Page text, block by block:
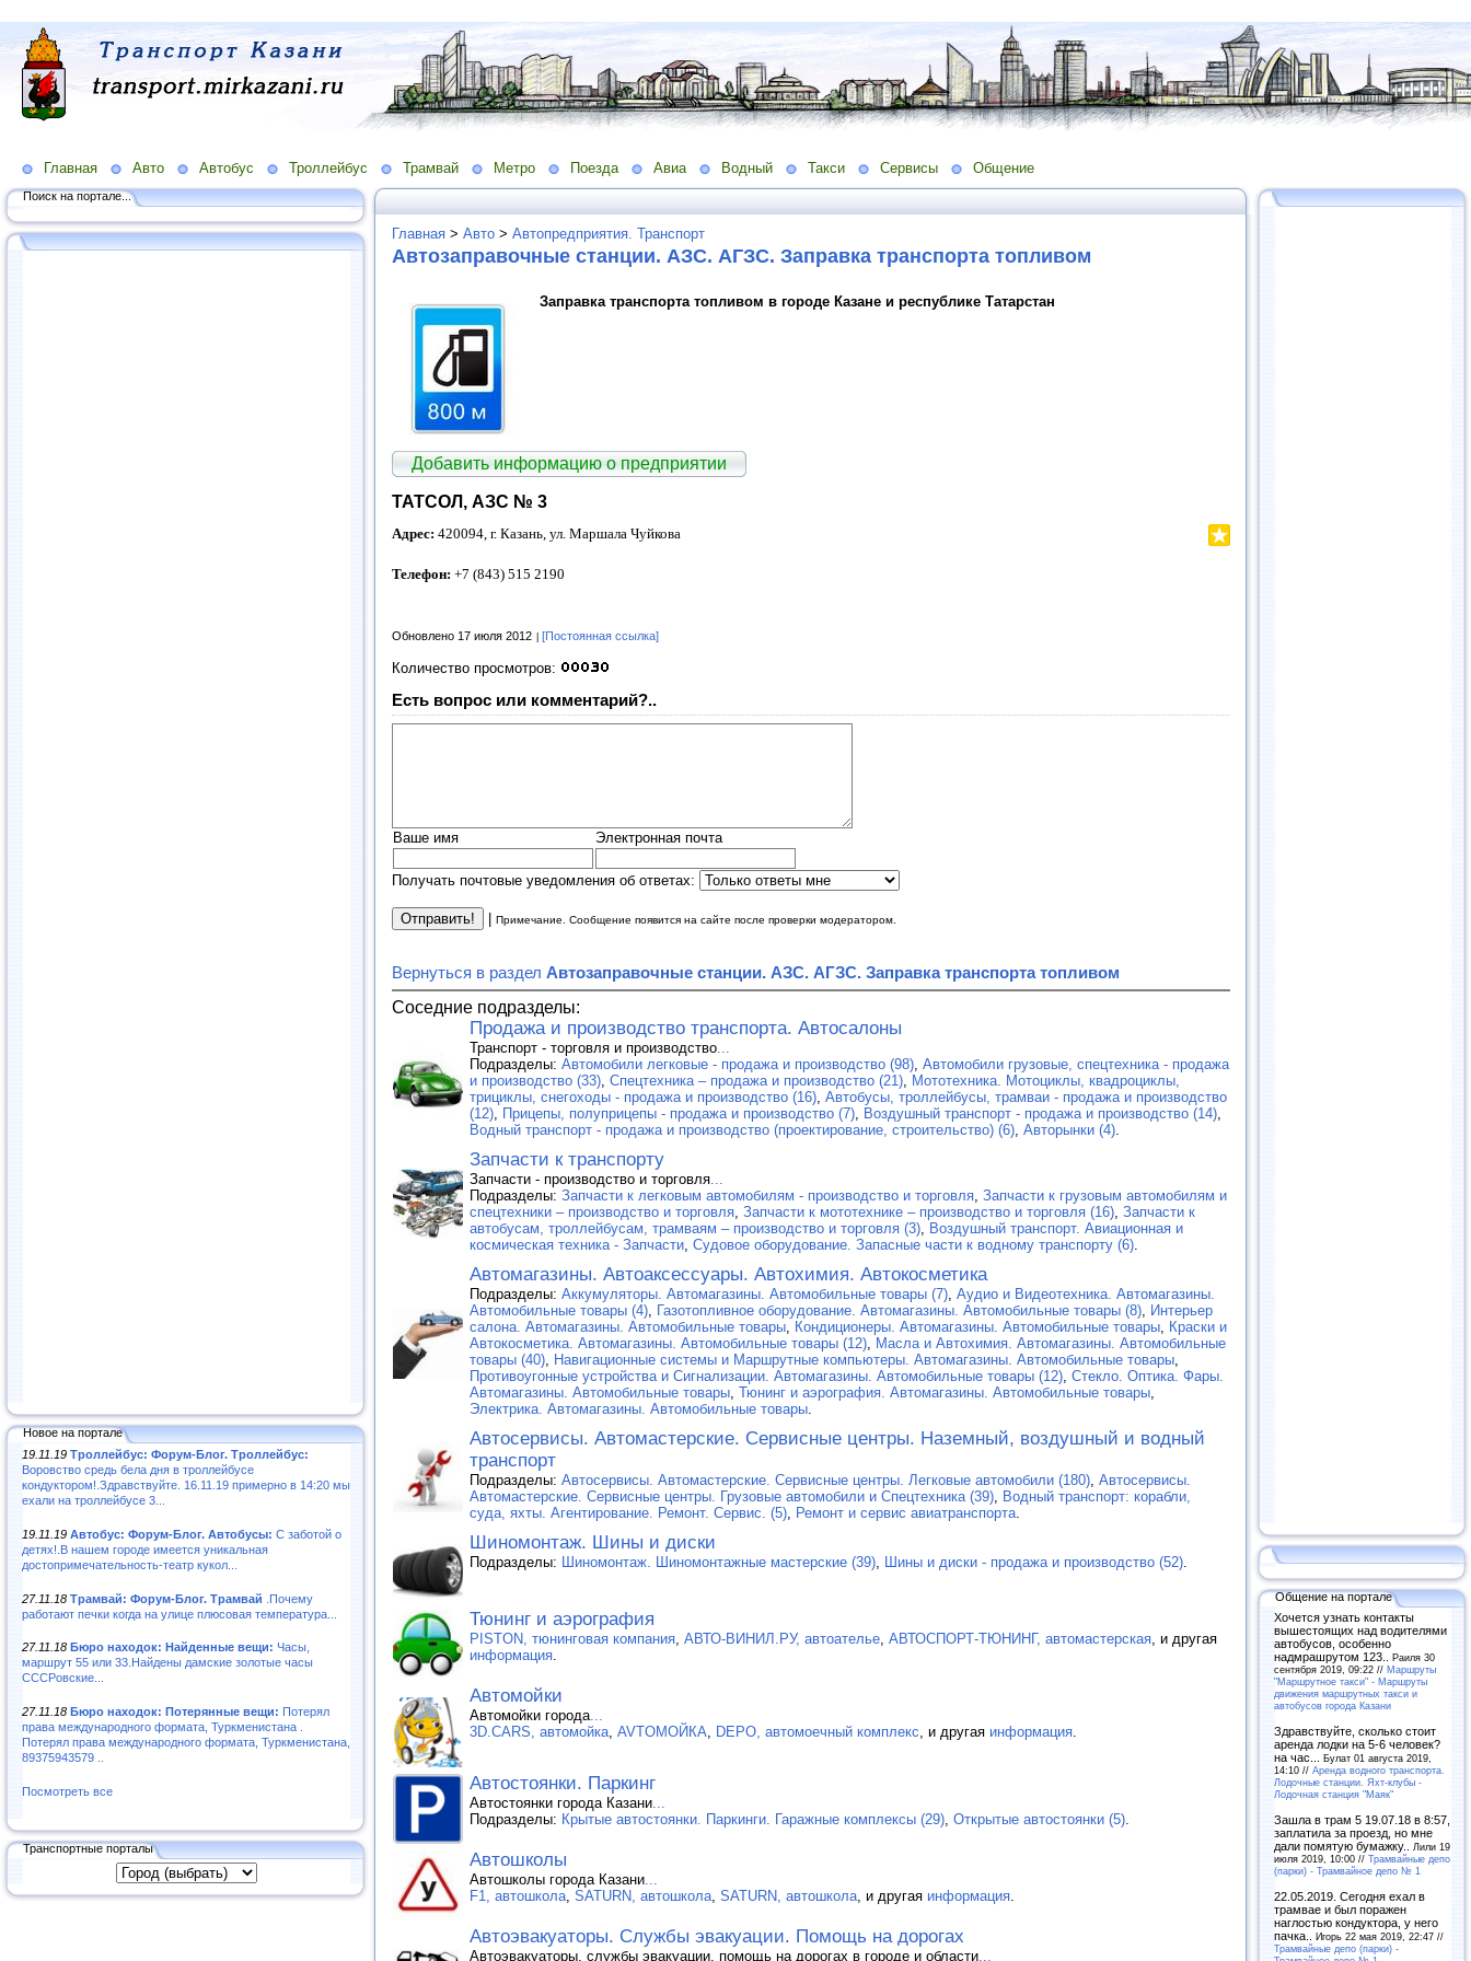
Главная Авто Автобус Троллейбус Трамвай Метро Поезда Авиа Водный Такси Сервисы Общение
Поиск на портале...
Новое на портале
19.11.19 Троллейбус: Форум-Блог. Троллейбус:
Воровство средь бела дня в троллейбусе
кондуктором!.Здравствуйте. 16.11.19 примерно в 14:20 мы
ехали на троллейбусе 3...
19.11.19 Автобус: Форум-Блог. Автобусы: С заботой о
детях!.В нашем городе имеется уникальная
достопримечательность-театр кукол...
27.11.18 Трамвай: Форум-Блог. Трамвай .Почему
работают печки когда на улице плюсовая температура...
27.11.18 Бюро находок: Найденные вещи: Часы,
маршрут 55 или 33.Найдены дамские золотые часы
СССРовские...
27.11.18 Бюро находок: Потерянные вещи: Потерял
права международного формата, Туркменистана .
Потерял права международного формата, Туркменистана,
89375943579 ..
Посмотреть все
Транспортные порталы
Главная > Авто > Автопредприятия. Транспорт
Автозаправочные станции. АЗС. АГЗС. Заправка транспорта топливом
Заправка транспорта топливом в городе Казане и республике Татарстан
Добавить информацию о предприятии
ТАТСОЛ, АЗС № 3
Адрес: 420094, г. Казань, ул. Маршала Чуйкова
Телефон: +7 (843) 515 2190
Обновлено 17 июля 2012 [Постоянная ссылка]
Количество просмотров:
Есть вопрос или комментарий?..
Ваше имя Электронная почта
Получать почтовые уведомления об ответах:
Примечание. Сообщение появится на сайте после проверки модератором.
Вернуться в раздел Автозаправочные станции. АЗС. АГЗС. Заправка транспорта топливом
Соседние подразделы:
Продажа и производство транспорта. Автосалоны
Транспорт - торговля и производство...
Подразделы: Автомобили легковые - продажа и производство (98), Автомобили грузовые, спецтехника - продажа
и производство (33), Спецтехника – продажа и производство (21), Мототехника. Мотоциклы, квадроциклы,
трициклы, снегоходы - продажа и производство (16), Автобусы, троллейбусы, трамваи - продажа и производство
(12), Прицепы, полуприцепы - продажа и производство (7), Воздушный транспорт - продажа и производство (14),
Водный транспорт - продажа и производство (проектирование, строительство) (6), Авторынки (4).
Запчасти к транспорту
Запчасти - производство и торговля...
Подразделы: Запчасти к легковым автомобилям - производство и торговля, Запчасти к грузовым автомобилям и
спецтехники – производство и торговля, Запчасти к мототехнике – производство и торговля (16), Запчасти к
автобусам, троллейбусам, трамваям – производство и торговля (3), Воздушный транспорт. Авиационная и
космическая техника - Запчасти, Судовое оборудование. Запасные части к водному транспорту (6).
Автомагазины. Автоаксессуары. Автохимия. Автокосметика
Подразделы: Аккумуляторы. Автомагазины. Автомобильные товары (7), Аудио и Видеотехника. Автомагазины.
Автомобильные товары (4), Газотопливное оборудование. Автомагазины. Автомобильные товары (8), Интерьер
салона. Автомагазины. Автомобильные товары, Кондиционеры. Автомагазины. Автомобильные товары, Краски и
Автокосметика. Автомагазины. Автомобильные товары (12), Масла и Автохимия. Автомагазины. Автомобильные
товары (40), Навигационные системы и Маршрутные компьютеры. Автомагазины. Автомобильные товары,
Противоугонные устройства и Сигнализации. Автомагазины. Автомобильные товары (12), Cтекло. Оптика. Фары.
Автомагазины. Автомобильные товары, Тюнинг и аэрография. Автомагазины. Автомобильные товары,
Электрика. Автомагазины. Автомобильные товары.
Автосервисы. Автомастерские. Сервисные центры. Наземный, воздушный и водный
транспорт
Подразделы: Автосервисы. Автомастерские. Сервисные центры. Легковые автомобили (180), Автосервисы.
Автомастерские. Сервисные центры. Грузовые автомобили и Спецтехника (39), Водный транспорт: корабли,
суда, яхты. Агентирование. Ремонт. Сервис. (5), Ремонт и сервис авиатранспорта.
Шиномонтаж. Шины и диски
Подразделы: Шиномонтаж. Шиномонтажные мастерские (39), Шины и диски - продажа и производство (52).
Тюнинг и аэрография
PISTON, тюнинговая компания, АВТО-ВИНИЛ.РУ, автоателье, АВТОСПОРТ-ТЮНИНГ, автомастерская, и другая
информация.
Автомойки
Автомойки города...
3D.CARS, автомойка, AVTOМОЙКА, DEPO, автомоечный комплекс, и другая информация.
Автостоянки. Паркинг
Автостоянки города Казани...
Подразделы: Крытые автостоянки. Паркинги. Гаражные комплексы (29), Открытые автостоянки (5).
Автошколы
Автошколы города Казани...
F1, автошкола, SATURN, автошкола, SATURN, автошкола, и другая информация.
Автоэвакуаторы. Службы эвакуации. Помощь на дорогах
Автоэвакуаторы, службы эвакуации, помощь на дорогах в городе и области...
Общение на портале
Хочется узнать контакты
вышестоящих над водителями
автобусов, особенно
надмрашрутом 123.. Раиля 30
сентября 2019, 09:22 // Маршруты
"Маршрутное такси" - Маршруты
движения маршрутных такси и
автобусов города Казани
Здравствуйте, сколько стоит
аренда лодки на 5-6 человек?
на час... Булат 01 августа 2019,
14:10 // Аренда водного транспорта.
Лодочные станции. Яхт-клубы -
Лодочная станция "Маяк"
Зашла в трам 5 19.07.18 в 8:57,
заплатила за проезд, но мне
дали помятую бумажку..
Лили 19
июля 2019, 10:00 // Трамвайные депо
(парки) - Трамвайное депо № 1
22.05.2019. Сегодня ехал в
трамвае и был поражен
наглостью кондуктора, у него
пачка.. Игорь 22 мая 2019, 22:47 //
Трамвайные депо (парки) -